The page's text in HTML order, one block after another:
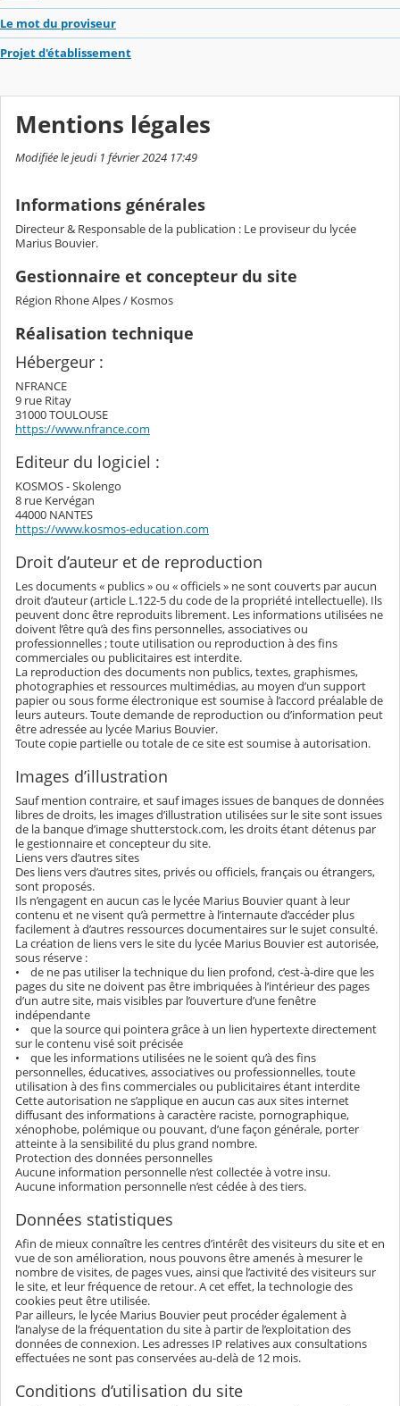
Le mot du proviseur
Projet d'établissement
Mentions légales
Modifiée le jeudi 1 février 2024 17:49
Informations générales
Directeur & Responsable de la publication : Le proviseur du lycée
Marius Bouvier.
Gestionnaire et concepteur du site
Région Rhone Alpes / Kosmos
Réalisation technique
Hébergeur :
NFRANCE
9 rue Ritay
31000 TOULOUSE
https://www.nfrance.com
Editeur du logiciel :
KOSMOS - Skolengo
8 rue Kervégan
44000 NANTES
https://www.kosmos-education.com
Droit d’auteur et de reproduction
Les documents « publics » ou « officiels » ne sont couverts par aucun
droit d’auteur (article L.122-5 du code de la propriété intellectuelle). Ils
peuvent donc être reproduits librement. Les informations utilisées ne
doivent l’être qu’à des fins personnelles, associatives ou
professionnelles ; toute utilisation ou reproduction à des fins
commerciales ou publicitaires est interdite.
La reproduction des documents non publics, textes, graphismes,
photographies et ressources multimédias, au moyen d’un support
papier ou sous forme électronique est soumise à l’accord préalable de
leurs auteurs. Toute demande de reproduction ou d’information peut
être adressée au lycée Marius Bouvier.
Toute copie partielle ou totale de ce site est soumise à autorisation.
Images d’illustration
Sauf mention contraire, et sauf images issues de banques de données
libres de droits, les images d’illustration utilisées sur le site sont issues
de la banque d’image shutterstock.com, les droits étant détenus par
le gestionnaire et concepteur du site.
Liens vers d’autres sites
Des liens vers d’autres sites, privés ou officiels, français ou étrangers,
sont proposés.
Ils n’engagent en aucun cas le lycée Marius Bouvier quant à leur
contenu et ne visent qu’à permettre à l’internaute d’accéder plus
facilement à d’autres ressources documentaires sur le sujet consulté.
La création de liens vers le site du lycée Marius Bouvier est autorisée,
sous réserve :
• de ne pas utiliser la technique du lien profond, c’est-à-dire que les
pages du site ne doivent pas être imbriquées à l’intérieur des pages
d’un autre site, mais visibles par l’ouverture d’une fenêtre
indépendante
• que la source qui pointera grâce à un lien hypertexte directement
sur le contenu visé soit précisée
• que les informations utilisées ne le soient qu’à des fins
personnelles, éducatives, associatives ou professionnelles, toute
utilisation à des fins commerciales ou publicitaires étant interdite
Cette autorisation ne s’applique en aucun cas aux sites internet
diffusant des informations à caractère raciste, pornographique,
xénophobe, polémique ou pouvant, d’une façon générale, porter
atteinte à la sensibilité du plus grand nombre.
Protection des données personnelles
Aucune information personnelle n’est collectée à votre insu.
Aucune information personnelle n’est cédée à des tiers.
Données statistiques
Afin de mieux connaître les centres d’intérêt des visiteurs du site et en
vue de son amélioration, nous pouvons être amenés à mesurer le
nombre de visites, de pages vues, ainsi que l’activité des visiteurs sur
le site, et leur fréquence de retour. A cet effet, la technologie des
cookies peut être utilisée.
Par ailleurs, le lycée Marius Bouvier peut procéder également à
l’analyse de la fréquentation du site à partir de l’exploitation des
données de connexion. Les adresses IP relatives aux consultations
effectuées ne sont pas conservées au-delà de 12 mois.
Conditions d’utilisation du site